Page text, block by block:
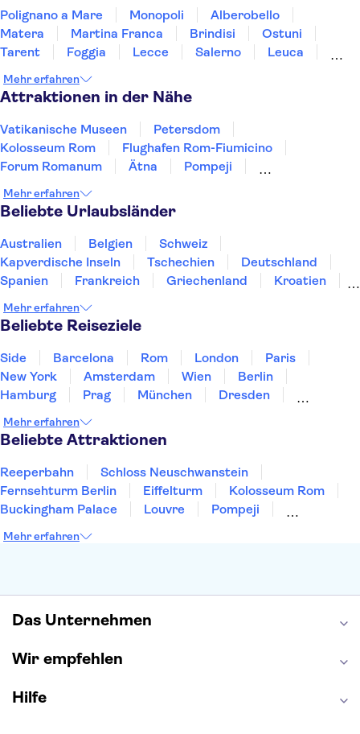
Polignano a Mare Monopoli
Alberobello
Matera
Martina Franca Brindisi
Ostuni
Tarent
Foggia Lecce Salerno
Leuca
Mehr erfahren
Attraktionen in der Nähe
Vatikanische Museen
Petersdom
Kolosseum Rom
Flughafen Rom-Fiumicino
Forum Romanum
Ätna
Pompeji
Amalfiküste
Murano und Burano
Katakomben in Rom
Engelsburg
Mehr erfahren
Beliebte Urlaubsländer
Australien Belgien
Schweiz
Kapverdische Inseln
Tschechien
Deutschland
Spanien
Frankreich Griechenland
Kroatien
Norwegen
Polen
Mehr erfahren
Beliebte Reiseziele
Side Barcelona Rom London
Paris
New York
Amsterdam Wien
Berlin
Hamburg
Prag München
Dresden
Heidelberg
Bremen
Mehr erfahren
Beliebte Attraktionen
Reeperbahn
Schloss Neuschwanstein
Fernsehturm Berlin
Eiffelturm
Kolosseum Rom
Buckingham Palace
Louvre
Pompeji
Moulin Rouge
Mehr erfahren
Das Unternehmen
Wir empfehlen
Hilfe